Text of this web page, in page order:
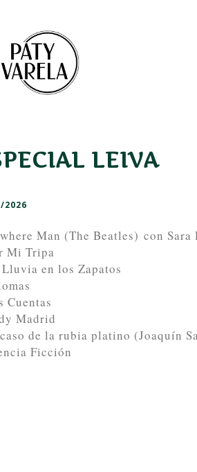
LEIVA
2026
Man (The Beatles) con Sara
Mi Tripa
en los Zapatos
Cuentas
Madrid
de la rubia platino (Joaquín
Ficción